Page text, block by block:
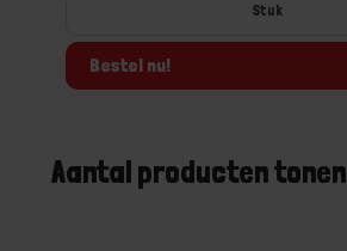
Stuk
Bestel nu!
Aantal producten tonen